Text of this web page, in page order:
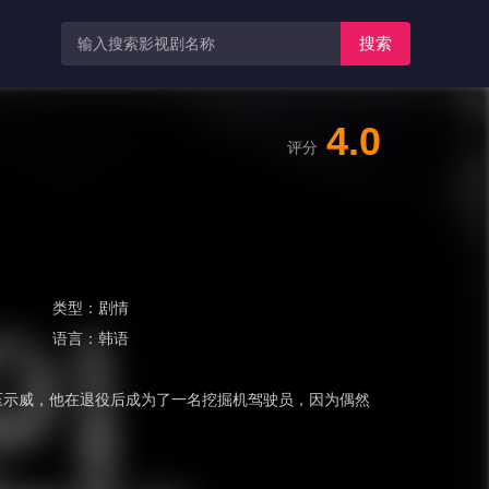
搜索
类型： 剧情
语言： 韩语
威，他在退役后成为了一名挖掘机驾驶员，因为偶然
评分 4.0